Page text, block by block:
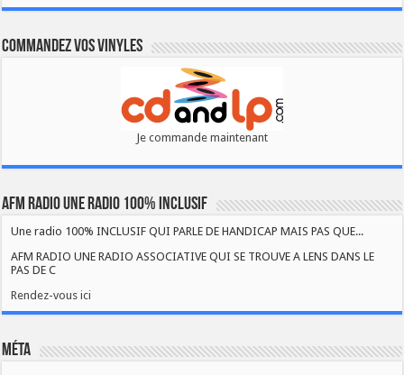
Commandez vos vinyles
Je commande maintenant
AFM RADIO UNE RADIO 100% INCLUSIF
Une radio 100% INCLUSIF QUI PARLE DE HANDICAP MAIS PAS QUE...
AFM RADIO UNE RADIO ASSOCIATIVE QUI SE TROUVE A LENS DANS LE
PAS DE C
Rendez-vous ici
Méta